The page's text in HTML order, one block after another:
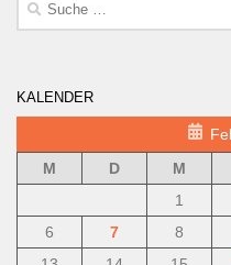
KALENDER
M
D M
1
6
7 8